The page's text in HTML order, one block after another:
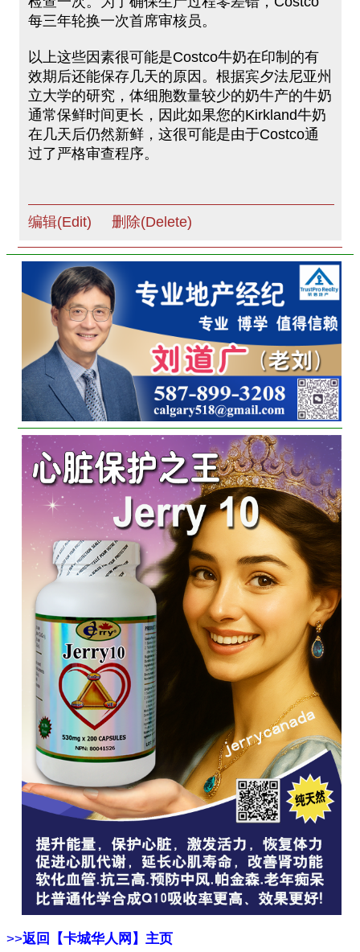
每三年轮换一次首席审核员。
以上这些因素很可能是Costco牛奶在印制的有
效期后还能保存几天的原因。根据宾夕法尼亚州
立大学的研究，体细胞数量较少的奶牛产的牛奶
通常保鲜时间更长，因此如果您的Kirkland牛奶
在几天后仍然新鲜，这很可能是由于Costco通
过了严格审查程序。
编辑(Edit) 删除(Delete)
>>返回【卡城华人网】主页